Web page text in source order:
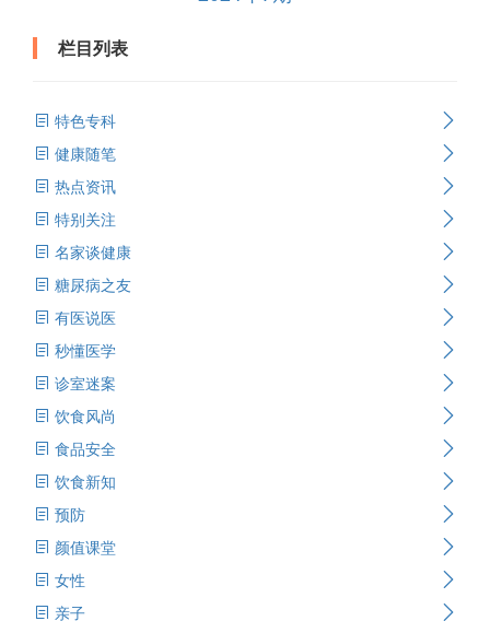
栏目列表
特色专科
健康随笔
热点资讯
特别关注
名家谈健康
糖尿病之友
有医说医
秒懂医学
诊室迷案
饮食风尚
食品安全
饮食新知
预防
颜值课堂
女性
亲子